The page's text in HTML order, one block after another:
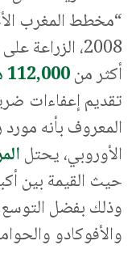
“مخطط المغرب
2008،
أكثر من112,000 هكتار لكبار المستثمرين
تقديم إعفاءات
المعروف بأنه
الأوروبي، يحتل
حيث القيمة بين
وذلك بفضل
والأفوكادو